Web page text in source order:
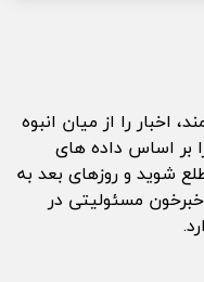
اخبار را از میان انبوه
بر اساس داده های
شوید و روزهای بعد به
مسئولیتی در